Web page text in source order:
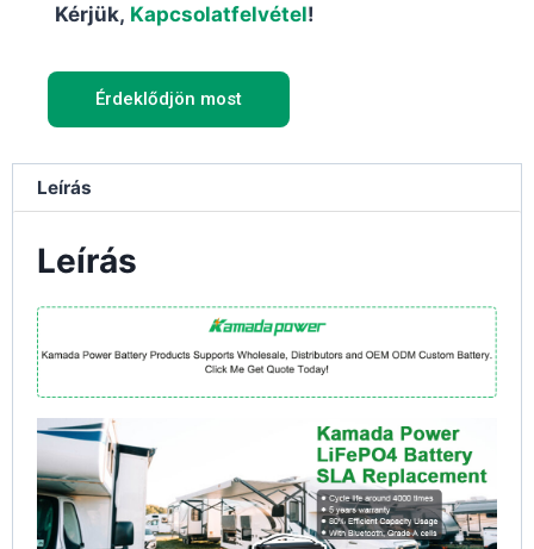
Kérjük, Kapcsolatfelvétel!
Érdeklődjön most
Leírás
Leírás